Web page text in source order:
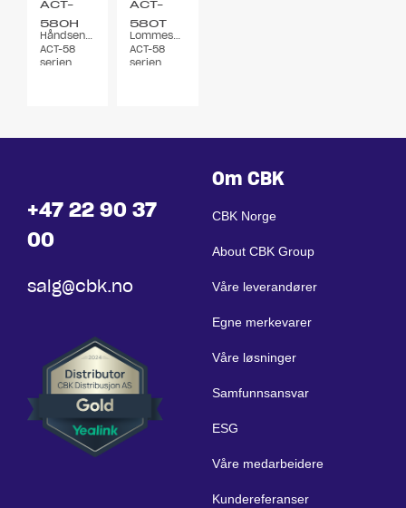
ACT-
580H
5.8GHz
Håndsender
ACT-58
serien
ACT-
580T
5.8GHz
Lommesender
ACT-58
serien
+47 22 90 37
00
salg@cbk.no
Om CBK
CBK Norge
About CBK Group
Våre leverandører
Egne merkevarer
Våre løsninger
Samfunnsansvar
ESG
Våre medarbeidere
Kundereferanser